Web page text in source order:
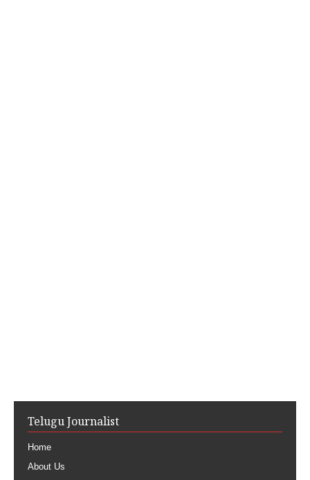
Telugu Journalist
Home
About Us